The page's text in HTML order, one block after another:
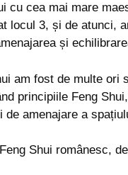
cu cea mai mare
locul 3, și de atunci,
și
am fost de multe ori
principiile Feng
amenajare a
Shui românesc,